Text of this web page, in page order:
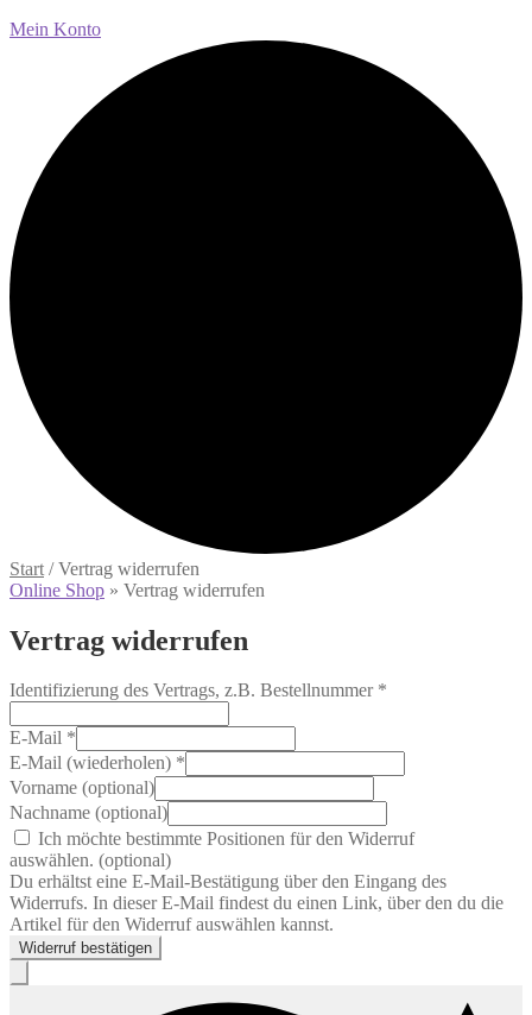
Mein Konto
Start /Vertrag widerrufen
Online Shop » Vertrag widerrufen
Vertrag widerrufen
Identifizierung des Vertrags, z.B. Bestellnummer *
E-Mail *
E-Mail (wiederholen) *
Vorname (optional)
Nachname (optional)
Ich möchte bestimmte Positionen für den Widerruf
auswählen. (optional)
Du erhältst eine E-Mail-Bestätigung über den Eingang des
Widerrufs. In dieser E-Mail findest du einen Link, über den du die
Artikel für den Widerruf auswählen kannst.
Widerruf bestätigen